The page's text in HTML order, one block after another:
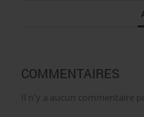
COMMENTAIRES
Il n'y a aucun commentaire